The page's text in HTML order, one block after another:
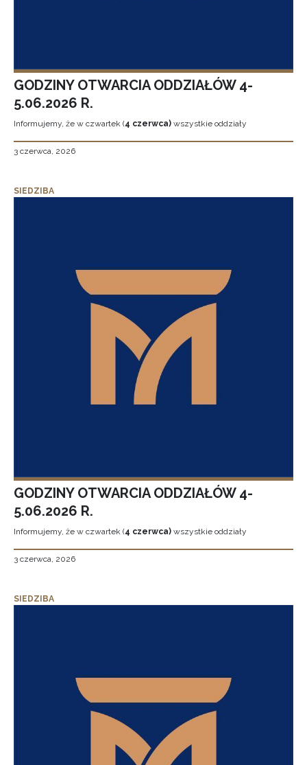
GODZINY OTWARCIA ODDZIAŁÓW 4-
5.06.2026 R.
Informujemy, że w czwartek (4 czerwca) wszystkie oddziały
3 czerwca, 2026
SIEDZIBA
GODZINY OTWARCIA ODDZIAŁÓW 4-
5.06.2026 R.
Informujemy, że w czwartek (4 czerwca) wszystkie oddziały
3 czerwca, 2026
SIEDZIBA